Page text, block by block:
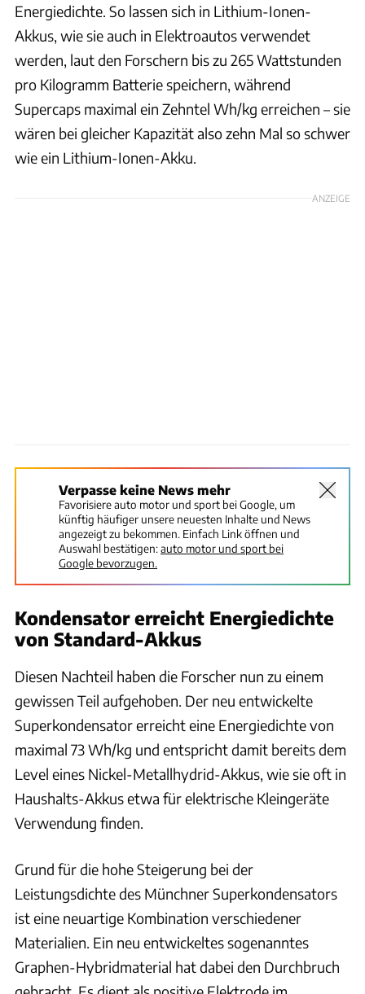
Energiedichte. So lassen sich in Lithium-Ionen-
Akkus, wie sie auch in Elektroautos verwendet
werden, laut den Forschern bis zu 265 Wattstunden
pro Kilogramm Batterie speichern, während
Supercaps maximal ein Zehntel Wh/kg erreichen – sie
wären bei gleicher Kapazität also zehn Mal so schwer
wie ein Lithium-Ionen-Akku.
ANZEIGE
Verpasse keine News mehr
Favorisiere auto motor und sport bei Google, um
künftig häufiger unsere neuesten Inhalte und News
angezeigt zu bekommen. Einfach Link öffnen und
Auswahl bestätigen:auto motor und sport bei
Google bevorzugen.
Kondensator erreicht Energiedichte
von Standard-Akkus
Diesen Nachteil haben die Forscher nun zu einem
gewissen Teil aufgehoben. Der neu entwickelte
Superkondensator erreicht eine Energiedichte von
maximal 73 Wh/kg und entspricht damit bereits dem
Level eines Nickel-Metallhydrid-Akkus, wie sie oft in
Haushalts-Akkus etwa für elektrische Kleingeräte
Verwendung finden.
Grund für die hohe Steigerung bei der
Leistungsdichte des Münchner Superkondensators
ist eine neuartige Kombination verschiedener
Materialien. Ein neu entwickeltes sogenanntes
Graphen-Hybridmaterial hat dabei den Durchbruch